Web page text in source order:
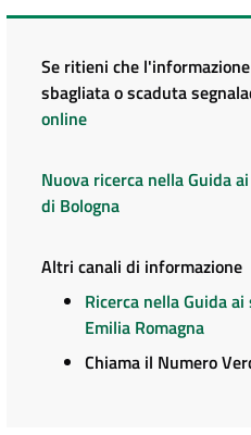
Se ritieni che
sbagliata o scaduta
online
Nuova ricerca nella Guida
di Bologna
Altri canali di informazione
Ricerca nella Guida
Emilia Romagna
Chiama il Numero